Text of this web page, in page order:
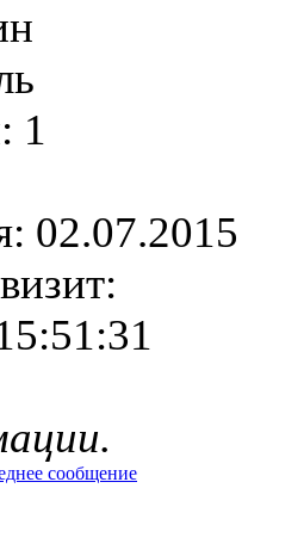
1
02.07.2015
сообщение